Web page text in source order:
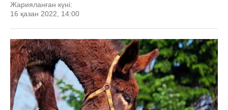
Жарияланған күні:
16 қазан 2022, 14:00